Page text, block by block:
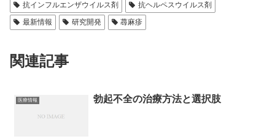
抗インフルエンザウイルス剤
抗ヘルペスウイルス剤
最新情報
研究開発 蕁麻疹
関連記事
医療情報 勃起不全の治療方法と選択肢